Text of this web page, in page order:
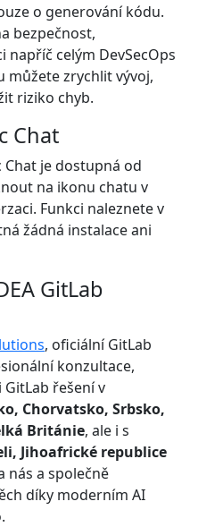
o generování kódu.
bezpečnost,
celým DevSecOps
můžete zrychlit vývoj,
riziko chyb.
Chat
Chat je dostupná od
na ikonu chatu v
Funkci naleznete v
žádná instalace ani
GitLab
, oficiální GitLab
konzultace,
řešení v
Chorvatsko, Srbsko,
Británie, ale i s
Jihoafrické republice
nás a společně
díky moderním AI